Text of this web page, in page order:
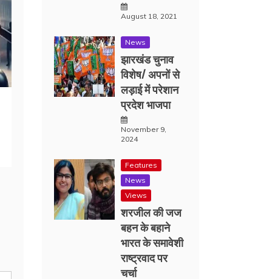
August 18, 2021
News
झारखंड चुनाव
विशेष/ अपनों से
लड़ाई में परेशान
प्रदेश भाजपा
November 9,
2024
Features
News
Views
शरजील की जज
बहन के बहाने
भारत के समावेशी
राष्ट्रवाद पर
चर्चा